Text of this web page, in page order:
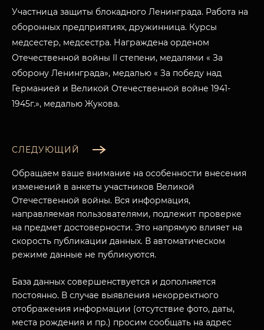
МУЗЕЙНЫЙ КОМПЛЕКС
ПОСЕТИТЕЛЯМ
НАЗАД
Участница защиты блокадного Ленинграда. Работа на
оборонных предприятиях, дружинница. Курсы
медсестер, медсестра. Награждена орденом
Отечественной войны II степени, медалями « За
оборону Ленинграда», медалью « За победу над
Германией и Великой Отечественной войне 1941-
1945г.», медалью Жукова.
СЛЕДУЮЩИЙ
Обращаем ваше внимание на особенности внесения
изменений в анкеты участников Великой
Отечественной войны. Вся информация,
направляемая пользователями, подлежит проверке
на предмет достоверности. Это напрямую влияет на
скорость публикации данных. В автоматическом
режиме данные не публикуются.
База данных совершенствуется и дополняется
постоянно. В случае выявления некорректного
отображения информации (отсутствие фото, даты,
места рождения и пр.) просим сообщать на адрес